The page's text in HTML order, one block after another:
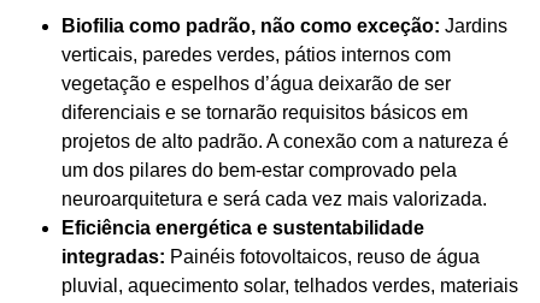
Biofilia como padrão, não como exceção: Jardins
verticais, paredes verdes, pátios internos com
vegetação e espelhos d’água deixarão de ser
diferenciais e se tornarão requisitos básicos em
projetos de alto padrão. A conexão com a natureza é
um dos pilares do bem-estar comprovado pela
neuroarquitetura e será cada vez mais valorizada.
Eficiência energética e sustentabilidade
integradas: Painéis fotovoltaicos, reuso de água
pluvial, aquecimento solar, telhados verdes, materiais